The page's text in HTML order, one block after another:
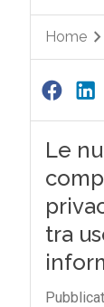
Home
Le
tra